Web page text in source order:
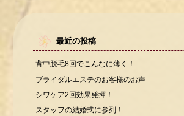
最近の投稿
背中脱毛8回でこんなに薄く！
ブライダルエステのお客様のお声
シワケア2回効果発揮！
スタッフの結婚式に参列！